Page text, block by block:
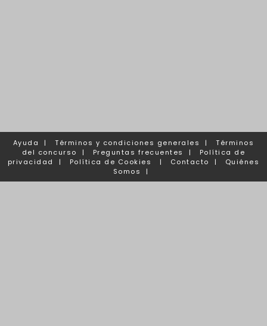
Ayuda |Términos y condiciones generales |Términos
del concurso
| Preguntas frecuentes | Política de
privacidad
| Política de Cookies | Contacto | Quiénes
Somos
|